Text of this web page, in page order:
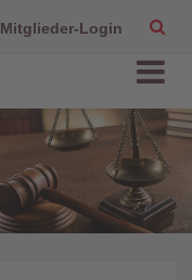
Mitglieder-Login